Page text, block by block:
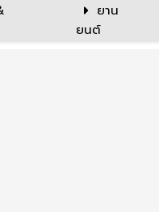
ยาน
ยนต์